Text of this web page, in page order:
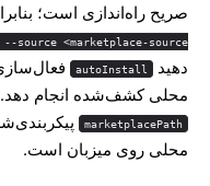
صریح راه‌اندازی است؛
<marketplace-source>
دهید
autoInstall
محلی کشف‌شده انجام دهد.
marketplacePath
محلی روی میزبان است.